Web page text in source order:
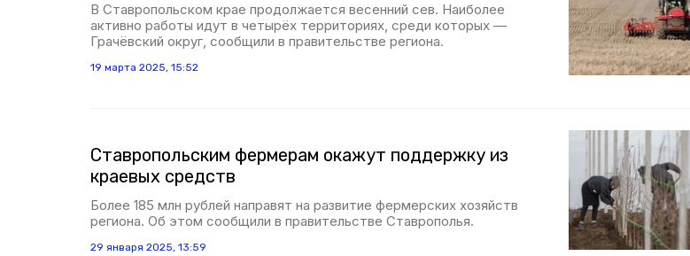
В Ставропольском крае продолжается весенний сев. Наиболее
активно работы идут в четырёх территориях, среди которых —
Грачёвский округ, сообщили в правительстве региона.
19 марта 2025, 15:52
Ставропольским фермерам окажут поддержку из
краевых средств
Более 185 млн рублей направят на развитие фермерских хозяйств
региона. Об этом сообщили в правительстве Ставрополья.
29 января 2025, 13:59